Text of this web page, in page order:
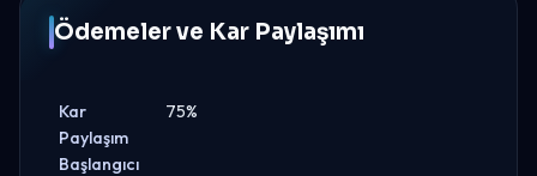
Ödemeler ve Kar Paylaşımı
Kar
Paylaşım
Başlangıcı
75%